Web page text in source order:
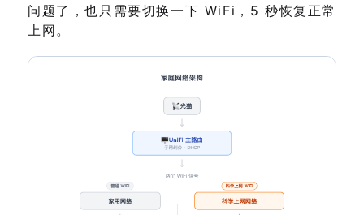
问题了，也只需要切换一下 WiFi，5 秒恢复正常
上网。